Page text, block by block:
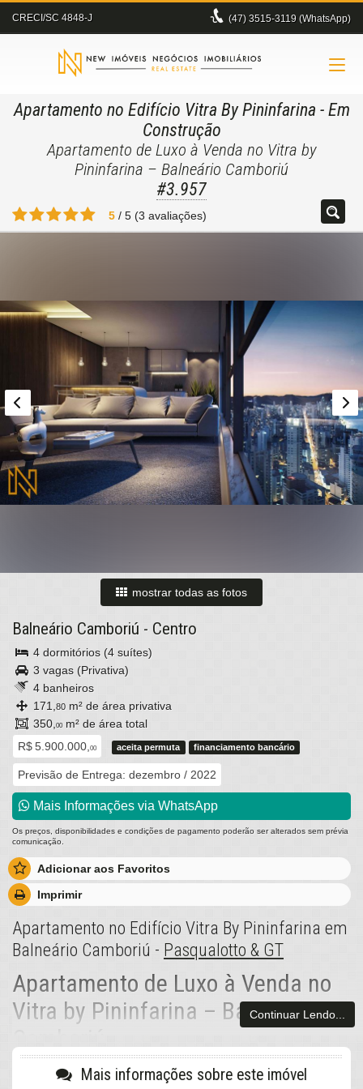
CRECI/SC 4848-J (47) 3515-3119 (WhatsApp)
Apartamento no Edifício Vitra By Pininfarina - Em
Construção
Apartamento de Luxo à Venda no Vitra by
Pininfarina – Balneário Camboriú
#3.957
5 / 5 (3 avaliações)
mostrar todas as fotos
Balneário Camboriú - Centro
4 dormitórios (4 suítes)
3 vagas (Privativa)
4 banheiros
171, 80 m² de área privativa
350, 00 m² de área total
R$ 5.900.000, 00 aceita permuta financiamento bancário
Previsão de Entrega: dezembro / 2022
Mais Informações via WhatsApp
Os preços, disponibilidades e condições de pagamento poderão ser alterados sem prévia
comunicação.
Adicionar aos Favoritos
Imprimir
Apartamento no Edifício Vitra By Pininfarina em
Balneário Camboriú - Pasqualotto & GT
Apartamento de Luxo à Venda no
Vitra by Pininfarina – Balneário
Descubra o ápice da sofisticação com o Vitra by Pininfarina
empreendimento icônico daFG Empreendimentoslocalizado a
Continuar Lendo...
Mais informações sobre este imóvel